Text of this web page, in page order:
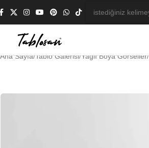
Ana Sayfa/ Tablo Galerisi/ Yağlı Boya Görseller/